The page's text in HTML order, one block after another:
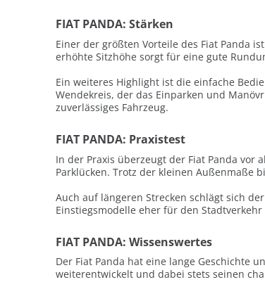
FIAT PANDA: Stärken
Einer der größten Vorteile des Fiat Panda
erhöhte Sitzhöhe sorgt für eine gute
Ein weiteres Highlight ist die einfache
Wendekreis, der das Einparken und
zuverlässiges Fahrzeug.
FIAT PANDA: Praxistest
In der Praxis überzeugt der Fiat Panda vor
Parklücken. Trotz der kleinen Außenmaße
Auch auf längeren Strecken schlägt sich
Einstiegsmodelle eher für den
FIAT PANDA: Wissenswertes
Der Fiat Panda hat eine lange Geschichte
weiterentwickelt und dabei stets seinen